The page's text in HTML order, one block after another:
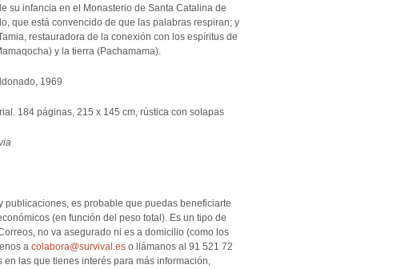
su infancia en el Monasterio de Santa Catalina de
que está convencido de que las palabras respiran; y
restauradora de la conexión con los espíritus de
y la tierra (Pachamama).
1969
184 páginas, 215 x 145 cm, rústica con solapas
publicaciones, es probable que puedas beneficiarte
(en función del peso total). Es un tipo de
no va asegurado ni es a domicilio (como los
a colabora@survival.es o llámanos al 91 521 72
las que tienes interés para más información,